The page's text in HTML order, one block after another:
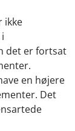
ikke
det er fortsat
en højere
Det